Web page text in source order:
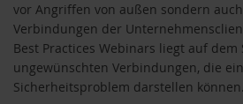
vor Angriffen von außen sondern
Verbindungen der
Best Practices Webinars liegt auf dem
ungewünschten Verbindungen, die
Sicherheitsproblem darstellen können.